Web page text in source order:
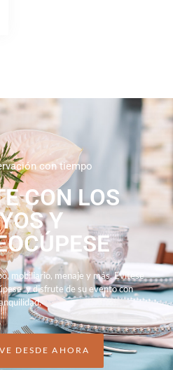
con tiempo
CON LOS
Y
mobiliario, menaje y más. Evítese
y disfrute de su evento con
DESDE AHORA